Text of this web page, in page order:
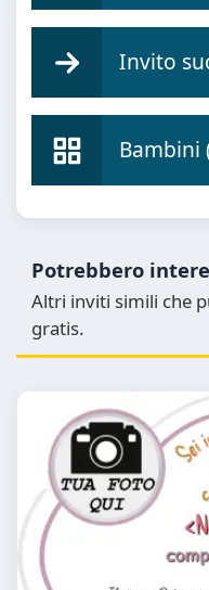
Invito
Bambini
Potrebbero
Altri inviti simili che
gratis.